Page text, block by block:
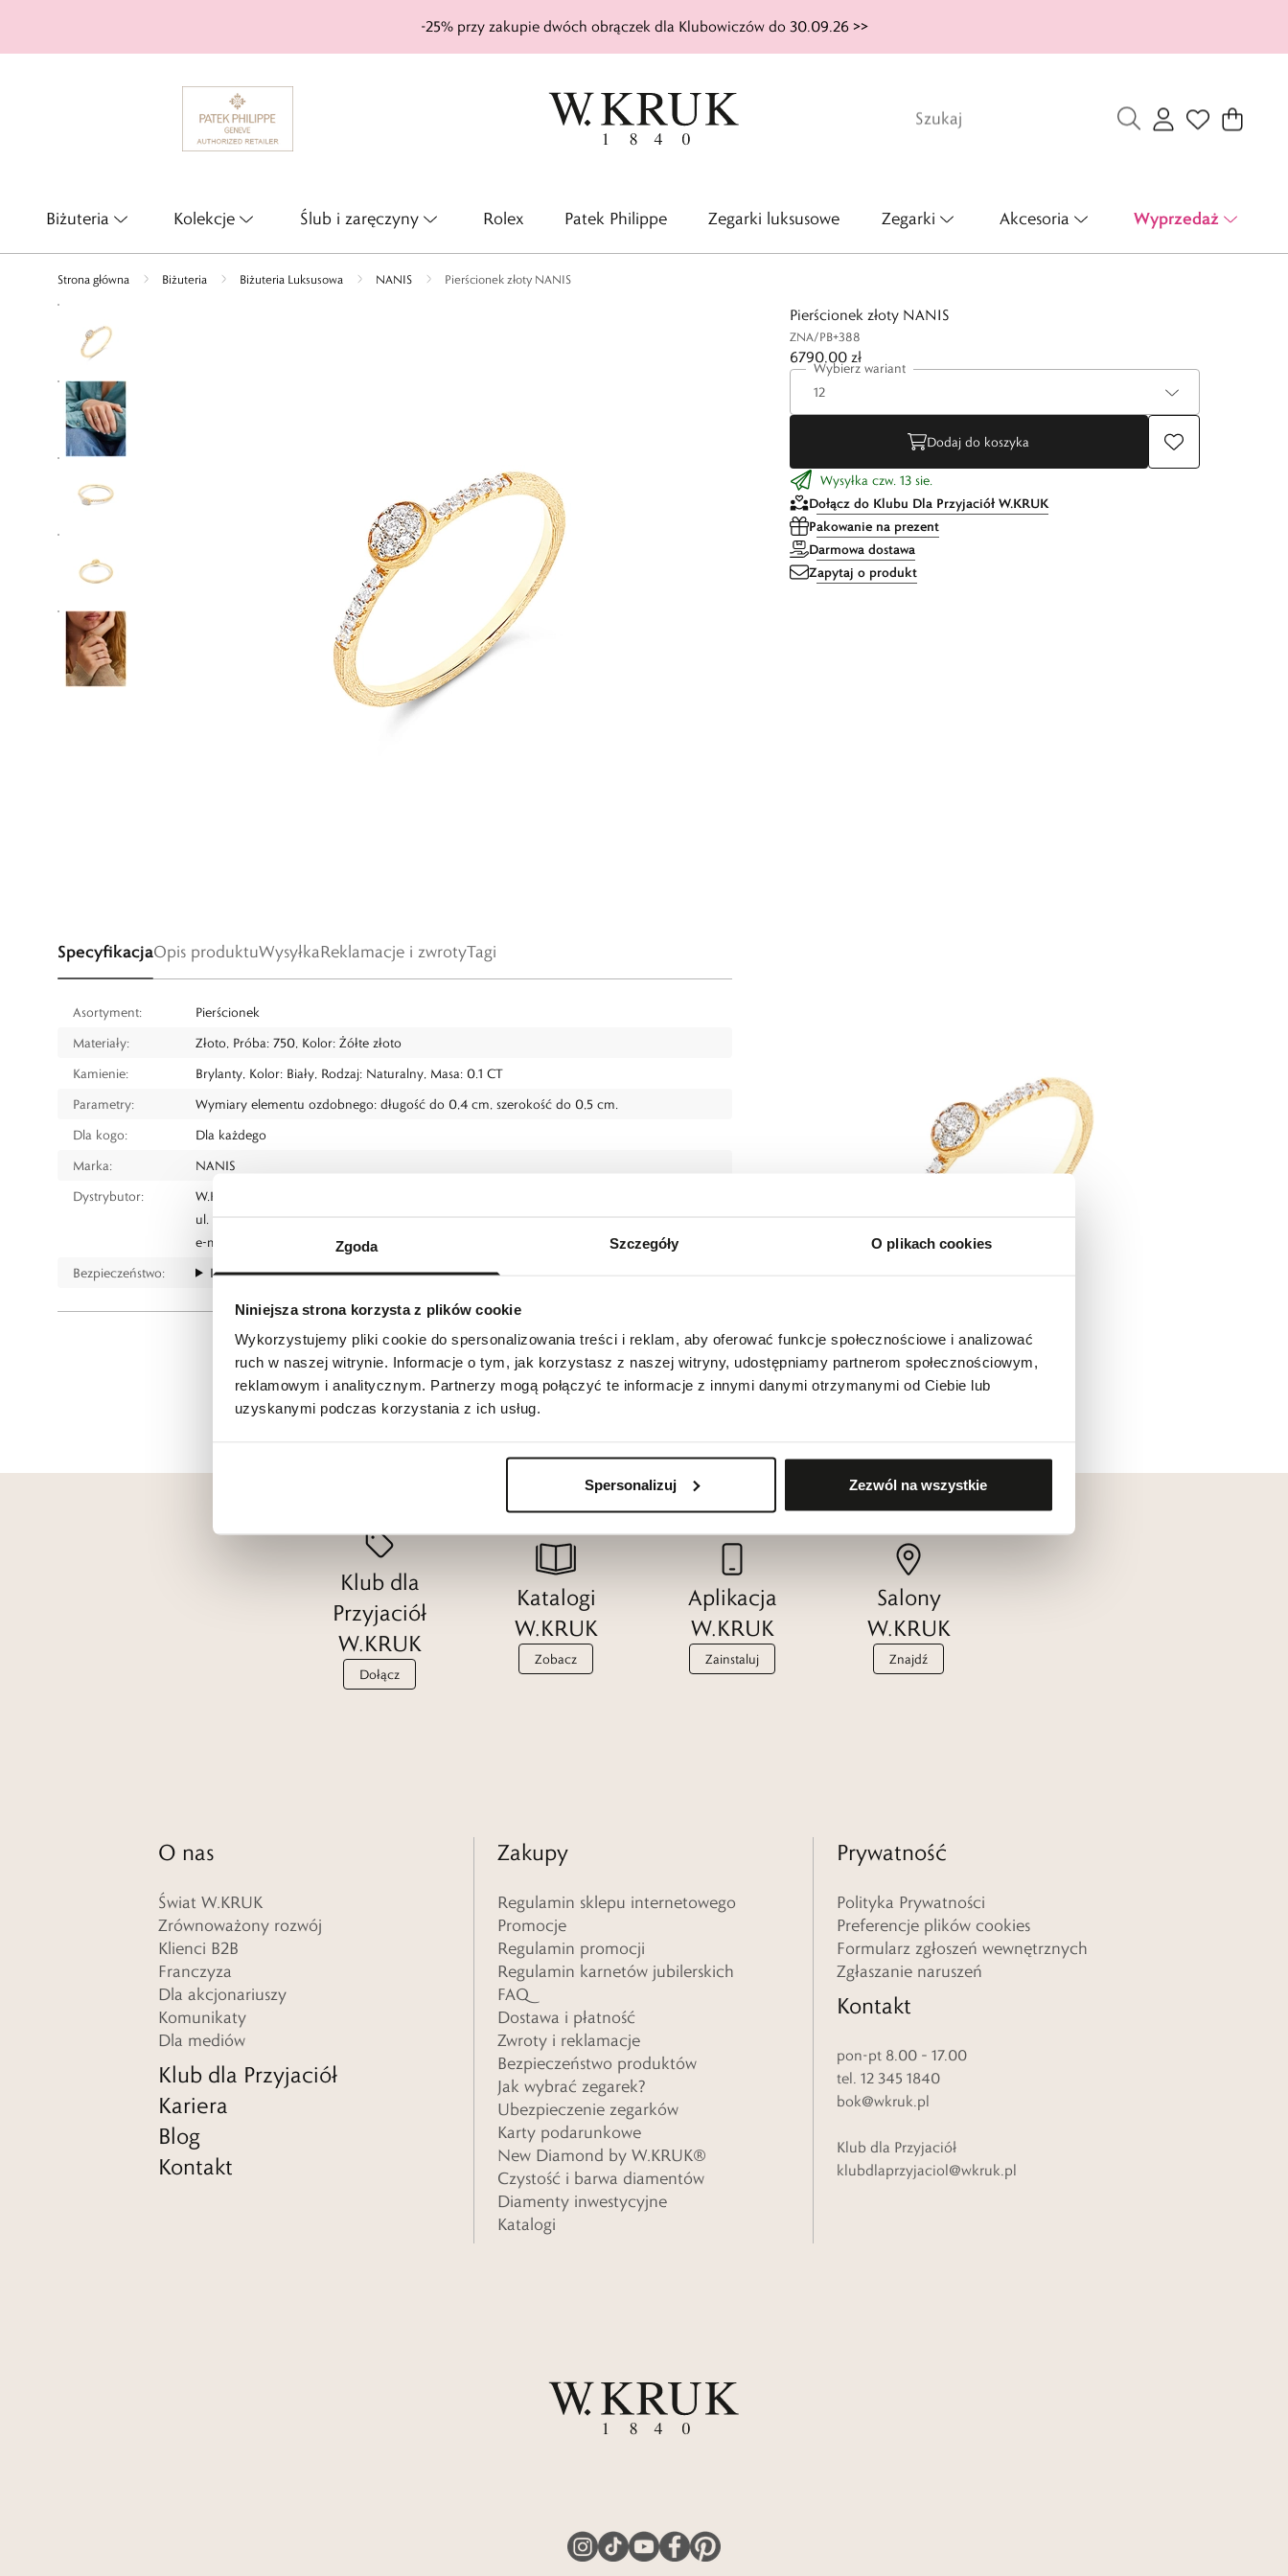
Zgoda Szczegóły O plikach cookies
Niniejsza strona korzysta z plików cookie
Wykorzystujemy pliki cookie do spersonalizowania treści i reklam, aby oferować funkcje społecznościowe i analizować
ruch w naszej witrynie. Informacje o tym, jak korzystasz z naszej witryny, udostępniamy partnerom społecznościowym,
reklamowym i analitycznym. Partnerzy mogą połączyć te informacje z innymi danymi otrzymanymi od Ciebie lub
uzyskanymi podczas korzystania z ich usług.
Spersonalizuj Zezwól na wszystkie
-25% przy zakupie dwóch obrączek dla Klubowiczów do 30.09.26 >>
Biżuteria Kolekcje Ślub i zaręczyny Rolex Patek Philippe Zegarki luksusowe Zegarki Akcesoria Wyprzedaż
Strona główna Biżuteria Biżuteria Luksusowa NANIS Pierścionek złoty NANIS
Pierścionek złoty NANIS
ZNA/PB+388
6790,00 zł
Wybierz wariant
Dodaj do koszyka
Wysyłka czw. 13 sie.
Dołącz do Klubu Dla Przyjaciół W.KRUK
Pakowanie na prezent
Darmowa dostawa
Zapytaj o produkt
SpecyfikacjaOpis produktuWysyłkaReklamacje i zwrotyTagi
Asortyment:
Pierścionek
Materiały:
Złoto, Próba: 750, Kolor: Żółte złoto
Kamienie:
Brylanty, Kolor: Biały, Rodzaj: Naturalny, Masa: 0.1 CT
Parametry:
Wymiary elementu ozdobnego: długość do 0,4 cm, szerokość do 0,5 cm.
Dla kogo:
Dla każdego
Marka:
NANIS
Dystrybutor:
W.KRUK S.A
ul. Pilotów 10, 31-462 Kraków
e-mail:
Bezpieczeństwo:
Informacje o bezpieczeństwie
Klub dla
Przyjaciół
W.KRUK
Dołącz
Katalogi
W.KRUK
Zobacz
Aplikacja
W.KRUK
Zainstaluj
Salony
W.KRUK
Znajdź
O nas
Świat W.KRUK
Zrównoważony rozwój
Klienci B2B
Franczyza
Dla akcjonariuszy
Komunikaty
Dla mediów
Klub dla Przyjaciół
Kariera
Blog
Kontakt
Zakupy
Regulamin sklepu internetowego
Promocje
Regulamin promocji
Regulamin karnetów jubilerskich
FAQ
Dostawa i płatność
Zwroty i reklamacje
Bezpieczeństwo produktów
Jak wybrać zegarek?
Ubezpieczenie zegarków
Karty podarunkowe
New Diamond by W.KRUK®
Czystość i barwa diamentów
Diamenty inwestycyjne
Katalogi
Prywatność
Polityka Prywatności
Preferencje plików cookies
Formularz zgłoszeń wewnętrznych
Zgłaszanie naruszeń
Kontakt
pon-pt 8.00 – 17.00
tel. 12 345 1840
bok@wkruk.pl
Klub dla Przyjaciół
klubdlaprzyjaciol@wkruk.pl